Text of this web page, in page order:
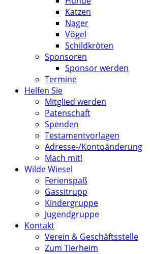
Katzen
Nager
Vögel
Schildkröten
Sponsoren
Sponsor werden
Termine
Helfen Sie
Mitglied werden
Patenschaft
Spenden
Testamentvorlagen
Adresse-/Kontoänderung
Mach mit!
Wilde Wiesel
Ferienspaß
Gassitrupp
Kindergruppe
Jugendgruppe
Kontakt
Verein & Geschäftsstelle
Zum Tierheim